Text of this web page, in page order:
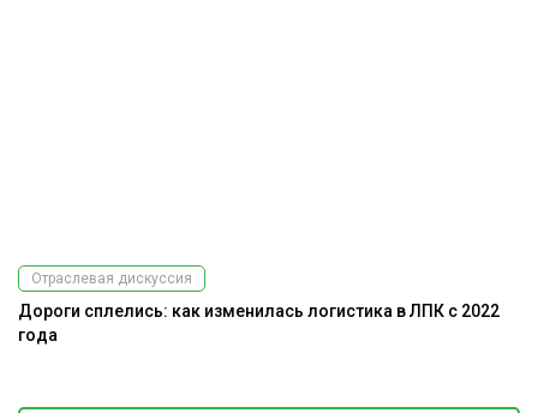
Отраслевая дискуссия
Дороги сплелись: как изменилась логистика в ЛПК с 2022
года